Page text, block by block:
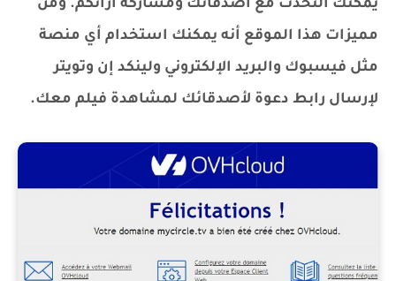
يمكنك التحدث مع أصدقائك ومشاركة آرائكم. ومن
مميزات هذا الموقع أنه يمكنك استخدام أي منصة
مثل فيسبوك والبريد الإلكتروني ولينكد إن وتويتر
لإرسال رابط دعوة لأصدقائك لمشاهدة فيلم معك.